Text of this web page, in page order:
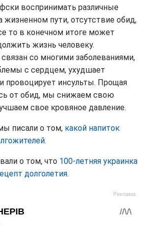
воспринимать различные
жизненном пути, отсутствие обид,
то в конечном итоге может
жизнь человеку.
со многими заболеваниями,
с сердцем, ухудшает
провоцирует инсульты. Прощая
от обид, мы снижаем свою
свое кровяное давление.
писали о том, какой напиток
о том, что 100-летняя украинка
долголетия.